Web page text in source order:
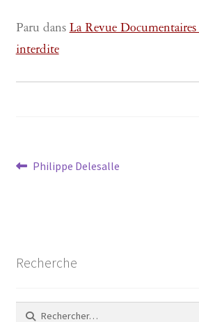
Paru dansLa Revue
interdite
Navigation
Article
Philippe Delesalle
Recherche
Rechercher :